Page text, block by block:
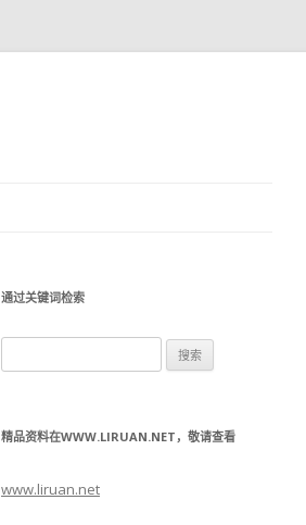
通过关键词检索
索：
精品资料在WWW.LIRUAN.NET，敬请查看
www.liruan.net